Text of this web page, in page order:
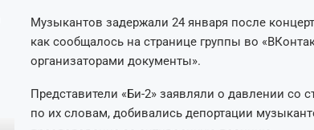
Музыкантов задержали 24 января после
как сообщалось на странице группы во
организаторами документы».
Представители «Би-2» заявляли о давлении со
по их словам, добивались депортации